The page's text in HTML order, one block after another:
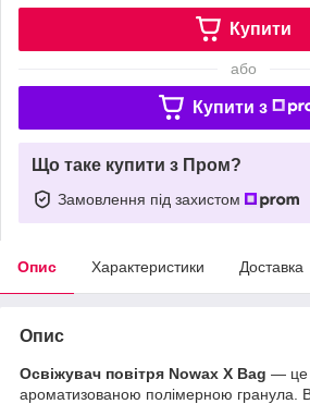
Купити
або
Купити з
Що таке купити з Пром?
Замовлення під захистом
Опис Характеристики Доставка
Опис
Освіжувач повітря Nowax X Bag — це
ароматизованою полімерною гранула.